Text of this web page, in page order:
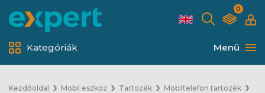
0
Menü
Kategóriák
Kezdőoldal Mobil eszköz Tartozék
Mobiltelefon tartozék